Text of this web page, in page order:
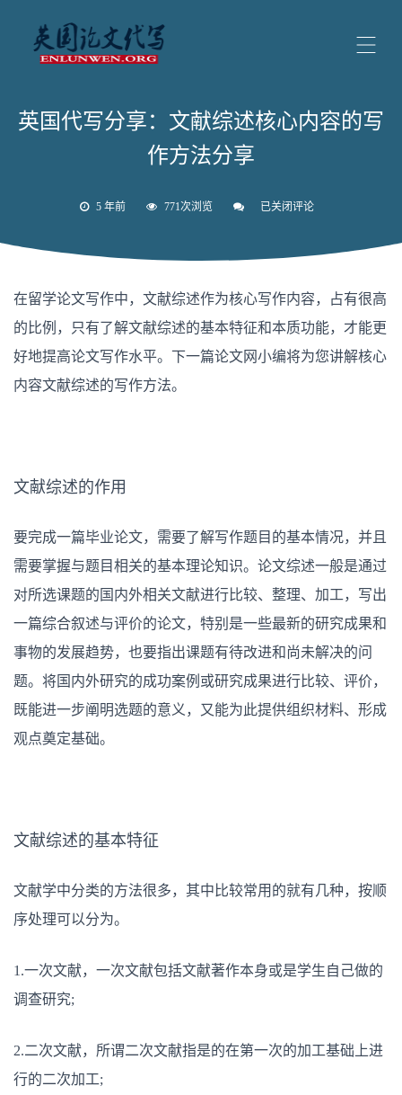
英国代写分享：文献综述核心内容的写
作方法分享
5 年前 771次浏览
英
文
综
核
已关闭评论
在留学论文写作中，文献综述作为核心写作内容，占有很高
的比例，只有了解文献综述的基本特征和本质功能，才能更
好地提高论文写作水平。下一篇论文网小编将为您讲解核心
内容文献综述的写作方法。
文献综述的作用
要完成一篇毕业论文，需要了解写作题目的基本情况，并且
需要掌握与题目相关的基本理论知识。论文综述一般是通过
对所选课题的国内外相关文献进行比较、整理、加工，写出
一篇综合叙述与评价的论文，特别是一些最新的研究成果和
事物的发展趋势，也要指出课题有待改进和尚未解决的问
题。将国内外研究的成功案例或研究成果进行比较、评价，
既能进一步阐明选题的意义，又能为此提供组织材料、形成
观点奠定基础。
文献综述的基本特征
文献学中分类的方法很多，其中比较常用的就有几种，按顺
序处理可以分为。
1.一次文献，一次文献包括文献著作本身或是学生自己做的
调查研究;
2.二次文献，所谓二次文献指是的在第一次的加工基础上进
行的二次加工;